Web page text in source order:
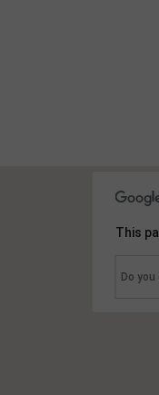
This
Do